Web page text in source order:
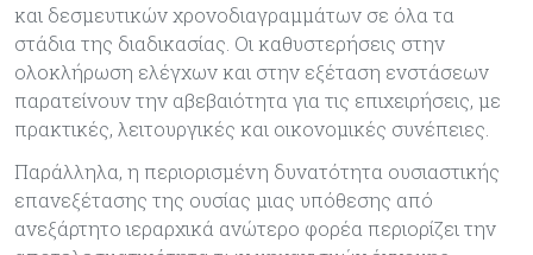
και δεσμευτικών χρονοδιαγραμμάτων σε όλα τα
στάδια της διαδικασίας. Οι καθυστερήσεις στην
ολοκλήρωση ελέγχων και στην εξέταση ενστάσεων
παρατείνουν την αβεβαιότητα για τις επιχειρήσεις, με
πρακτικές, λειτουργικές και οικονομικές συνέπειες.
Παράλληλα, η περιορισμένη δυνατότητα ουσιαστικής
επανεξέτασης της ουσίας μιας υπόθεσης από
ανεξάρτητο ιεραρχικά ανώτερο φορέα περιορίζει την